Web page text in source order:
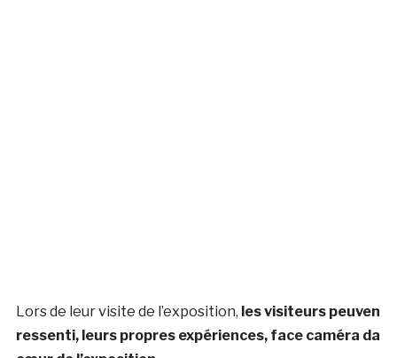
Lors de leur visite de l’exposition, les visiteurs peuvent
ressenti, leurs propres expériences, face caméra